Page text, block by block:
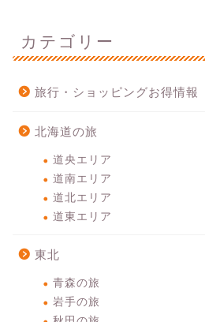
カテゴリー
旅行・ショッピングお得情報
北海道の旅
道央エリア
道南エリア
道北エリア
道東エリア
東北
青森の旅
岩手の旅